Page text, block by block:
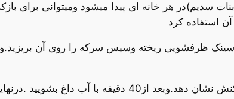
سدیم)در هر خانه ای پیدا میشود ومیتوانی برای
استفاده کرد
میکنید که گرفتگی سینک ظرفشویی برطرف،خواهد شد.